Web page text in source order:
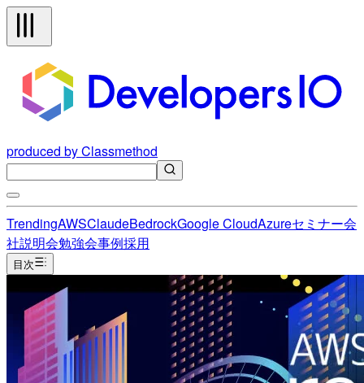
produced by Classmethod
TrendingAWSClaudeBedrockGoogle CloudAzureセミナー会
社説明会勉強会事例採用
目次